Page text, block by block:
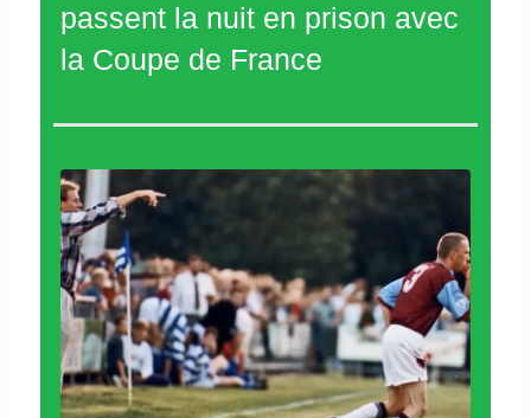
passent la nuit en prison avec
la Coupe de France